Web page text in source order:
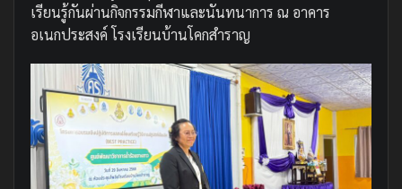
เรียนรู้กันผ่านกิจกรรมกีฬาและนันทนาการ ณ อาคาร
อเนกประสงค์ โรงเรียนบ้านโคกสำราญ